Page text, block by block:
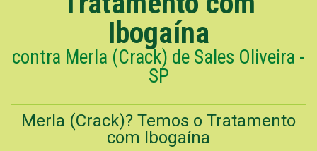
Ibogaína
contra Merla (Crack) de Sales Oliveira -
SP
Merla (Crack)? Temos o Tratamento
com Ibogaína